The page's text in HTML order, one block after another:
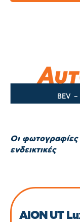
BEV –
Οι φωτογραφίες
ενδεικτικές
AION UT